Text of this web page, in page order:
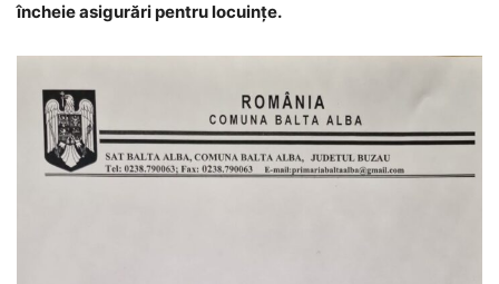
încheie asigurări pentru locuințe.